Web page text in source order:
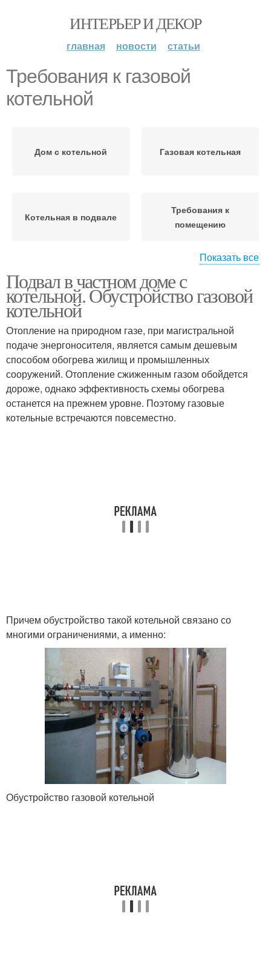
ИНТЕРЬЕР И ДЕКОР
главная новости статьи
Требования к газовой
котельной
Дом с котельной Газовая котельная
Котельная в подвале
Требования к
помещению
доме
котельной
Газовый котёл
Котельная на
предприятии
Расстояние от газовой
трубы
Дом для газового котла
Показать все
Подвал в частном доме с
котельной. Обустройство газовой
котельной
Отопление на природном газе, при магистральной
подаче энергоносителя, является самым дешевым
способом обогрева жилищ и промышленных
сооружений. Отопление сжиженным газом обойдется
дороже, однако эффективность схемы обогрева
останется на прежнем уровне. Поэтому газовые
котельные встречаются повсеместно.
Причем обустройство такой котельной связано со
многими ограничениями, а именно:
Обустройство газовой котельной